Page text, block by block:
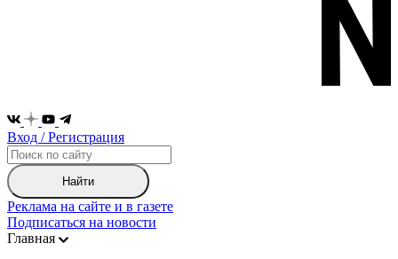
Вход / Регистрация
Найти
Реклама на сайте и в газете
Подписаться на новости
Главная